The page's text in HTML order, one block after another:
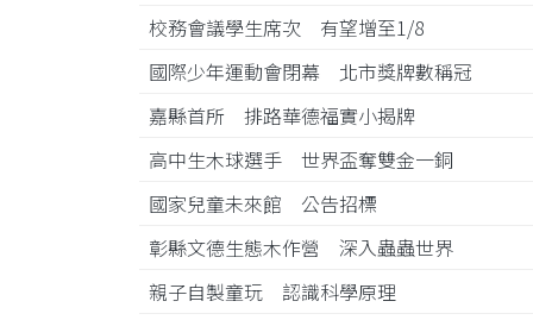
校務會議學生席次 有望增至1/8
國際少年運動會閉幕 北市獎牌數稱冠
嘉縣首所 排路華德福實小揭牌
高中生木球選手 世界盃奪雙金一銅
國家兒童未來館 公告招標
彰縣文德生態木作營 深入蟲蟲世界
親子自製童玩 認識科學原理